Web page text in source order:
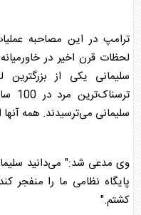
ترامپ در این مصاحبه
لحظات قرن اخیر در
سلیمانی یکی از بزرگترین
سلیمانی می‌ترسیدند. همه
وی مدعی شد:" می‌دانید
پایگاه نظامی ما را منفجر
کشتم."